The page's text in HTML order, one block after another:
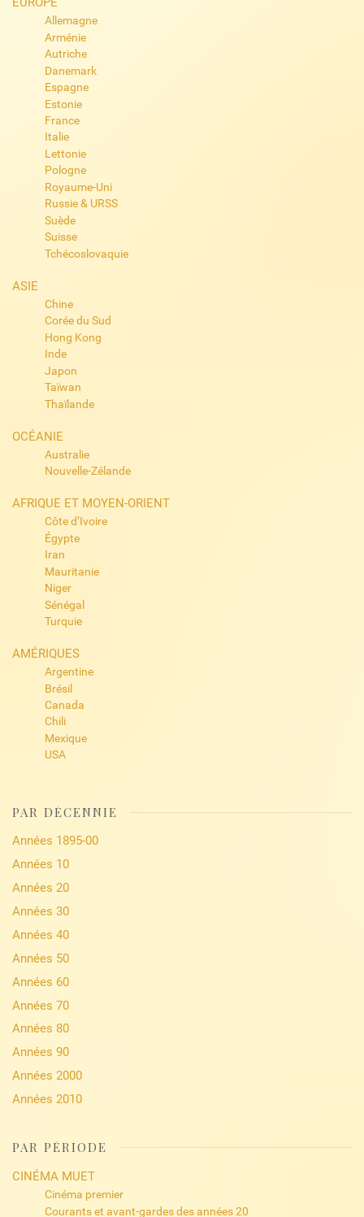
Allemagne
Arménie
Autriche
Danemark
Espagne
Estonie
France
Italie
Lettonie
Pologne
Royaume-Uni
Russie & URSS
Suède
Suisse
Tchécoslovaquie
ASIE
Chine
Corée du Sud
Hong Kong
Inde
Japon
Taïwan
Thaïlande
OCÉANIE
Australie
Nouvelle-Zélande
AFRIQUE ET MOYEN-ORIENT
Côte d’Ivoire
Égypte
Iran
Mauritanie
Niger
Sénégal
Turquie
AMÉRIQUES
Argentine
Brésil
Canada
Chili
Mexique
USA
PAR DÉCENNIE
Années 1895-00
Années 10
Années 20
Années 30
Années 40
Années 50
Années 60
Années 70
Années 80
Années 90
Années 2000
Années 2010
PAR PÉRIODE
CINÉMA MUET
Cinéma premier
Courants et avant-gardes des années 20